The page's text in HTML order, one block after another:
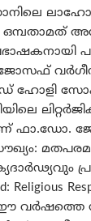
ജോസഫ്
ഹോളി
ഫാ.ഡോ.
Religious
ഈ വർഷത്തെ